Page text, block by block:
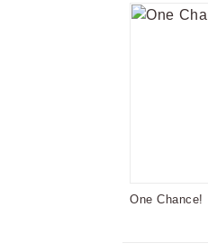
One Chance!